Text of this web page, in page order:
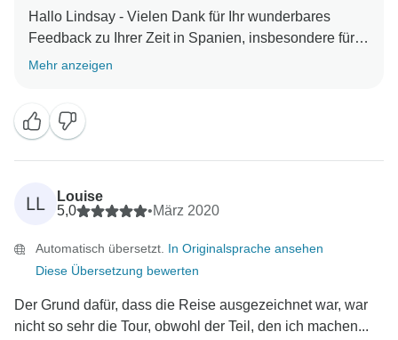
Hallo Lindsay - Vielen Dank für Ihr wunderbares
Feedback zu Ihrer Zeit in Spanien, insbesondere für
die netten Kommentare zu Julieta. Es freut uns sehr
bereichernde Erfahrung waren. Julieta ist eine
fantastische Leiterin und wir werden dafür sorgen,
dass Ihre freundlichen Worte an sie und ihr Team
weitergegeben werden!
Nochmals vielen Dank und wir hoffen, Sie bald bei
Mehr anzeigen
LL
Louise
5,0
•März 2020
Automatisch übersetzt. In Originalsprache ansehen
Diese Übersetzung bewerten
Der Grund dafür, dass die Reise ausgezeichnet war, war
nicht so sehr die Tour, obwohl der Teil, den ich machen...